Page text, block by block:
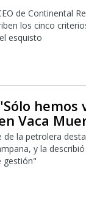
de Continental
los cinco
esquisto
Vaca
de la petrolera
y la
gestión"